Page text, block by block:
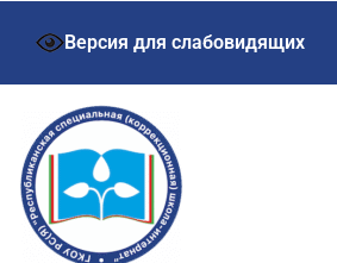
Версия для слабовидящих